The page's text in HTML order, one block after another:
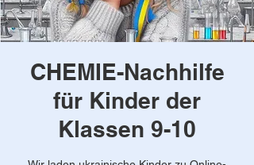
CHEMIE-Nachhilfe
für Kinder der
Klassen 9-10